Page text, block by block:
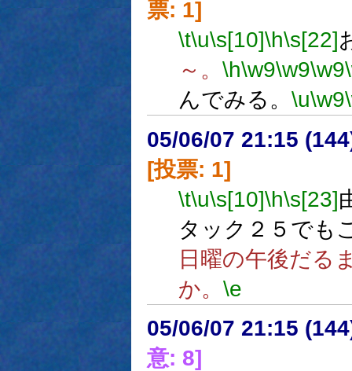
票: 1]
\t\u\s[10]\h\s[22]
～。 \h\w9\w9\w9
んでみる。 \u\w9
05/06/07 21:15
[投票: 1]
\t\u\s[10]\h\s[23]
タック２５でも
日曜の午後だる
か。 \e
05/06/07 21:15
意: 8]